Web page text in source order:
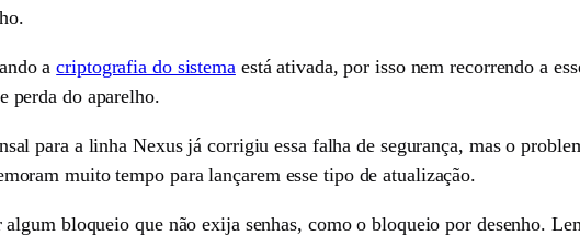
acriptografia do sistema está ativada, por isso nem recorrendo a
perda do aparelho.
para a linha Nexus já corrigiu essa falha de segurança, mas o
muito tempo para lançarem esse tipo de atualização.
bloqueio que não exija senhas, como o bloqueio por desenho.